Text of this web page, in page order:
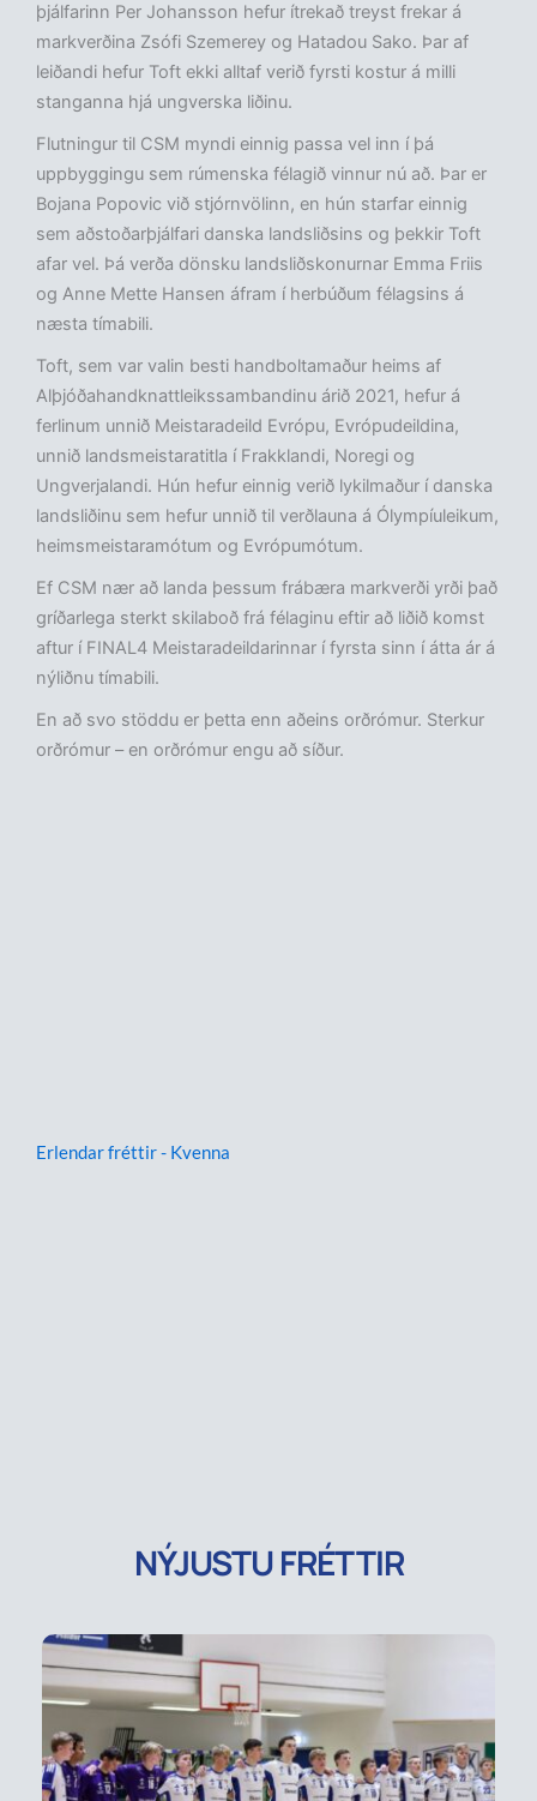
þjálfarinn Per Johansson hefur ítrekað treyst frekar á
markverðina Zsófi Szemerey og Hatadou Sako. Þar af
leiðandi hefur Toft ekki alltaf verið fyrsti kostur á milli
stanganna hjá ungverska liðinu.
Flutningur til CSM myndi einnig passa vel inn í þá
uppbyggingu sem rúmenska félagið vinnur nú að. Þar er
Bojana Popovic við stjórnvölinn, en hún starfar einnig
sem aðstoðarþjálfari danska landsliðsins og þekkir Toft
afar vel. Þá verða dönsku landsliðskonurnar Emma Friis
og Anne Mette Hansen áfram í herbúðum félagsins á
næsta tímabili.
Toft, sem var valin besti handboltamaður heims af
Alþjóðahandknattleikssambandinu árið 2021, hefur á
ferlinum unnið Meistaradeild Evrópu, Evrópudeildina,
unnið landsmeistaratitla í Frakklandi, Noregi og
Ungverjalandi. Hún hefur einnig verið lykilmaður í danska
landsliðinu sem hefur unnið til verðlauna á Ólympíuleikum,
heimsmeistaramótum og Evrópumótum.
Ef CSM nær að landa þessum frábæra markverði yrði það
gríðarlega sterkt skilaboð frá félaginu eftir að liðið komst
aftur í FINAL4 Meistaradeildarinnar í fyrsta sinn í átta ár á
nýliðnu tímabili.
En að svo stöddu er þetta enn aðeins orðrómur. Sterkur
orðrómur – en orðrómur engu að síður.
Erlendar fréttir - Kvenna
NÝJUSTU FRÉTTIR